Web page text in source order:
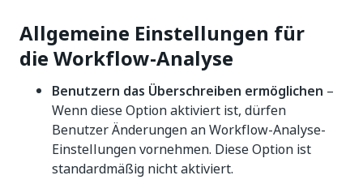
Allgemeine Einstellungen für
die Workflow-Analyse
Benutzern das Überschreiben ermöglichen –
Wenn diese Option aktiviert ist, dürfen
Benutzer Änderungen an Workflow-Analyse-
Einstellungen vornehmen. Diese Option ist
standardmäßig nicht aktiviert.